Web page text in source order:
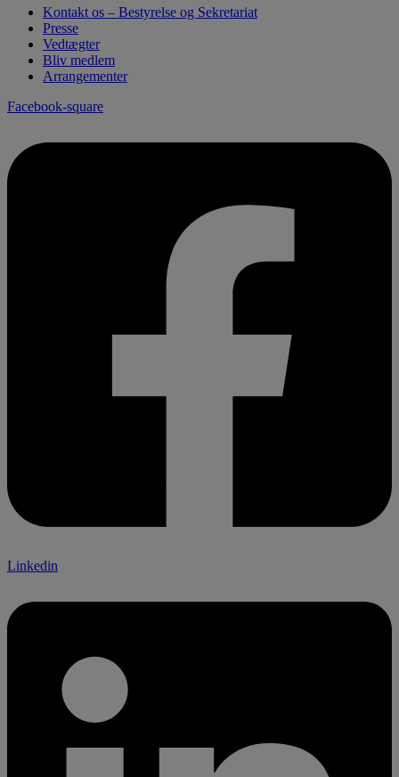
Kontakt os – Bestyrelse og Sekretariat
Presse
Vedtægter
Bliv medlem
Arrangementer
Facebook-square
Linkedin